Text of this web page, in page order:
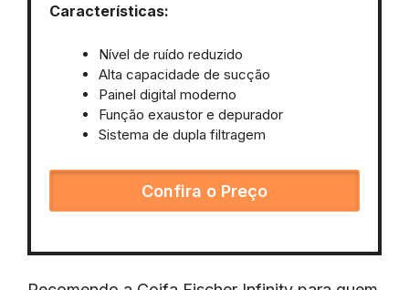
Características:
Nível de ruído reduzido
Alta capacidade de sucção
Painel digital moderno
Função exaustor e depurador
Sistema de dupla filtragem
Confira o Preço